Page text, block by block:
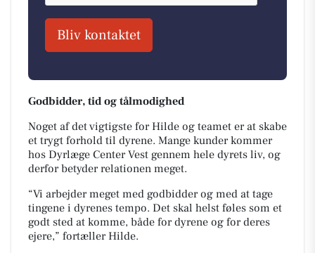
Bliv kontaktet
Godbidder, tid og tålmodighed
Noget af det vigtigste for Hilde og teamet er at skabe
et trygt forhold til dyrene. Mange kunder kommer
hos Dyrlæge Center Vest gennem hele dyrets liv, og
derfor betyder relationen meget.
“Vi arbejder meget med godbidder og med at tage
tingene i dyrenes tempo. Det skal helst føles som et
godt sted at komme, både for dyrene og for deres
ejere,” fortæller Hilde.